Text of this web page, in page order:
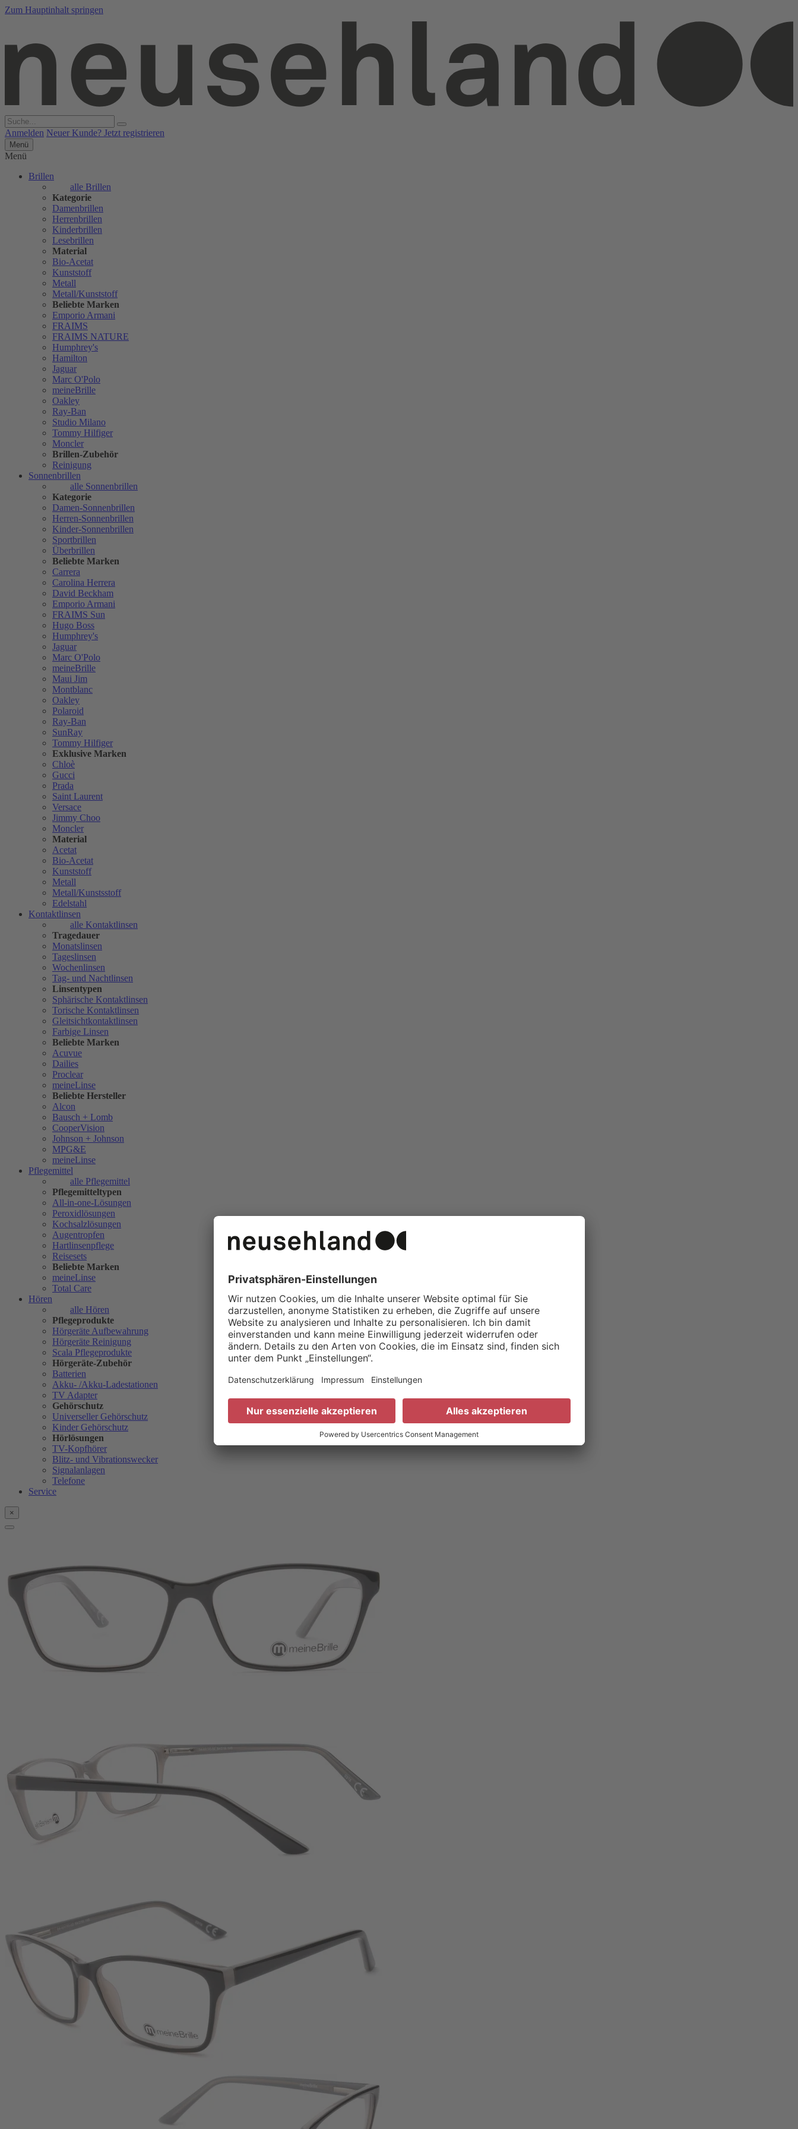
Zum Hauptinhalt springen
Anmelden Neuer Kunde? Jetzt registrieren
Menü
Menü
Brillen
alle Brillen
Kategorie
Damenbrillen
Herrenbrillen
Kinderbrillen
Lesebrillen
Material
Bio-Acetat
Kunststoff
Metall
Metall/Kunststoff
Beliebte Marken
Emporio Armani
FRAIMS
FRAIMS NATURE
Humphrey's
Hamilton
Jaguar
Marc O'Polo
meineBrille
Oakley
Ray-Ban
Studio Milano
Tommy Hilfiger
Moncler
Brillen-Zubehör
Reinigung
Sonnenbrillen
alle Sonnenbrillen
Kategorie
Damen-Sonnenbrillen
Herren-Sonnenbrillen
Kinder-Sonnenbrillen
Sportbrillen
Überbrillen
Beliebte Marken
Carrera
Carolina Herrera
David Beckham
Emporio Armani
FRAIMS Sun
Hugo Boss
Humphrey's
Jaguar
Marc O'Polo
meineBrille
Maui Jim
Montblanc
Oakley
Polaroid
Ray-Ban
SunRay
Tommy Hilfiger
Exklusive Marken
Chloè
Gucci
Prada
Saint Laurent
Versace
Jimmy Choo
Moncler
Material
Acetat
Bio-Acetat
Kunststoff
Metall
Metall/Kunstsstoff
Edelstahl
Kontaktlinsen
alle Kontaktlinsen
Tragedauer
Monatslinsen
Tageslinsen
Wochenlinsen
Tag- und Nachtlinsen
Linsentypen
Sphärische Kontaktlinsen
Torische Kontaktlinsen
Gleitsichtkontaktlinsen
Farbige Linsen
Beliebte Marken
Acuvue
Dailies
Proclear
meineLinse
Beliebte Hersteller
Alcon
Bausch + Lomb
CooperVision
Johnson + Johnson
MPG&E
meineLinse
Pflegemittel
alle Pflegemittel
Pflegemitteltypen
All-in-one-Lösungen
Peroxidlösungen
Kochsalzlösungen
Augentropfen
Hartlinsenpflege
Reisesets
Beliebte Marken
meineLinse
Total Care
Hören
alle Hören
Pflegeprodukte
Hörgeräte Aufbewahrung
Hörgeräte Reinigung
Scala Pflegeprodukte
Hörgeräte-Zubehör
Batterien
Akku- /Akku-Ladestationen
TV Adapter
Gehörschutz
Universeller Gehörschutz
Kinder Gehörschutz
Hörlösungen
TV-Kopfhörer
Blitz- und Vibrationswecker
Signalanlagen
Telefone
Service
×